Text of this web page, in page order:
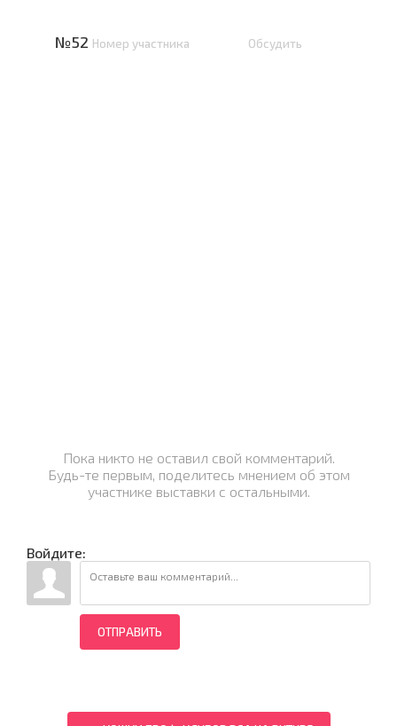
№52 Номер участника Обсудить
Пока никто не оставил свой комментарий.
Будь-те первым, поделитесь мнением об этом
участнике выставки с остальными.
Войдите:
ОТПРАВИТЬ